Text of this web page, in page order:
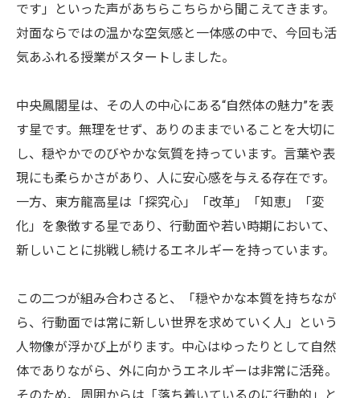
です」といった声があちらこちらから聞こえてきます。
対面ならではの温かな空気感と一体感の中で、今回も活
気あふれる授業がスタートしました。
中央鳳閣星は、その人の中心にある“自然体の魅力”を表
す星です。無理をせず、ありのままでいることを大切に
し、穏やかでのびやかな気質を持っています。言葉や表
現にも柔らかさがあり、人に安心感を与える存在です。
一方、東方龍高星は「探究心」「改革」「知恵」「変
化」を象徴する星であり、行動面や若い時期において、
新しいことに挑戦し続けるエネルギーを持っています。
この二つが組み合わさると、「穏やかな本質を持ちなが
ら、行動面では常に新しい世界を求めていく人」という
人物像が浮かび上がります。中心はゆったりとして自然
体でありながら、外に向かうエネルギーは非常に活発。
そのため、周囲からは「落ち着いているのに行動的」と